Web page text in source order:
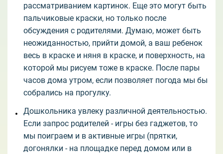
рассматриванием картинок. Еще это могут быть
пальчиковые краски, но только после
обсуждения с родителями. Думаю, может быть
неожиданностью, прийти домой, а ваш ребенок
весь в краске и няня в краске, и поверхность, на
которой мы рисуем тоже в краске. После пары
часов дома утром, если позволяет погода мы бы
собрались на прогулку.
Дошкольника увлеку различной деятельностью.
Если запрос родителей - игры без гаджетов, то
мы поиграем и в активные игры (прятки,
догонялки - на площадке перед домом или в